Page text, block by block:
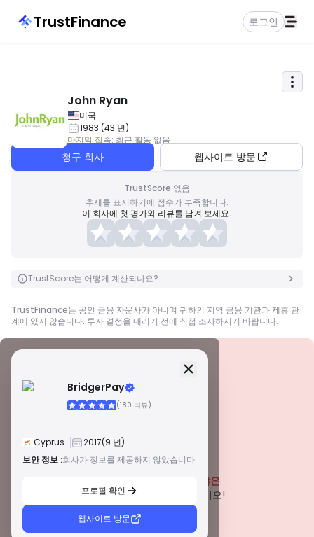
TrustFinance 로그인
John Ryan
미국
1983 (43 년)
마지막 접속: 최근 활동 없음
청구 회사 웹사이트 방문
TrustScore 없음
추세를 표시하기에 점수가 부족합니다.
이 회사에 첫 평가와 리뷰를 남겨 보세요.
TrustScore는 어떻게 계산되나요?
TrustFinance는 공인 금융 자문사가 아니며 귀하의 지역 금융 기관과 제휴 관
계에 있지 않습니다. 투자 결정을 내리기 전에 직접 조사하시기 바랍니다.
BridgerPay
(180 리뷰)
Cyprus 2017(9 년)
보안 정보 :회사가 정보를 제공하지 않았습니다.
프로필 확인
웹사이트 방문
보안 정보
경고
입증되지 않은.
잠재적인 위험에 주의하십시오!
전 세계적으로 유명한 규제 기관에서 발급한 이 라이선스는 엄격한 규정 준수,
존경받는 지역 규제 기관에서 부여하는 이 라이선스는 자금 분리, 재무 보고 및
만 신뢰할 수 있는 지역 보호를 제공합니다.
신흥 시장의 규제 기관에서 발급한 이 라이선스는 최소 자본 요건 및 AML 정책
과 같은 기본적인 보호 기능을 제공합니다. 감독이 덜 엄격하므로 거래자는 주
의를 기울이고 안전 조치를 확인해야 합니다.